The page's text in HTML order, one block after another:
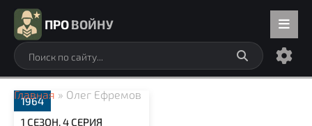
ПРОВОЙНУ
Главная » Олег Ефремов
1964
1 СЕЗОН, 4 СЕРИЯ